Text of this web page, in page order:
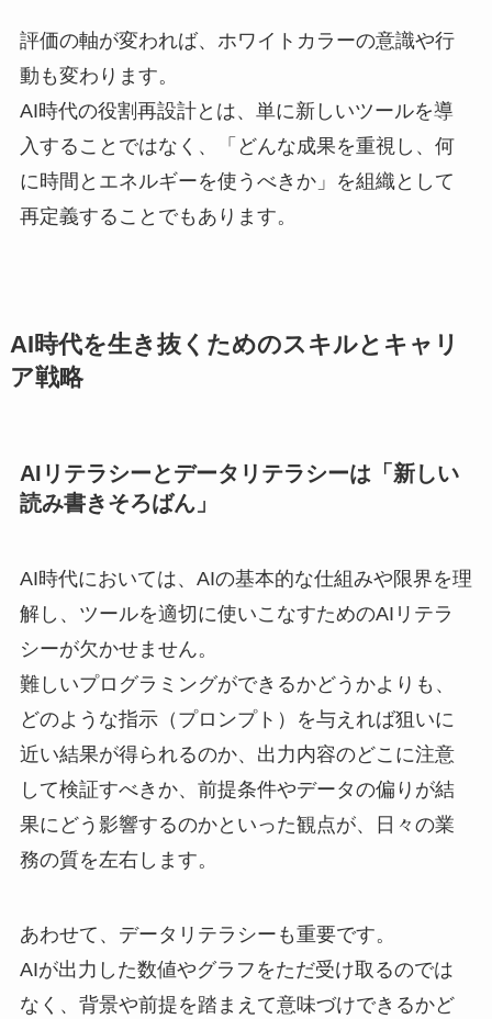
評価の軸が変われば、ホワイトカラーの意識や行
動も変わります。
AI時代の役割再設計とは、単に新しいツールを導
入することではなく、「どんな成果を重視し、何
に時間とエネルギーを使うべきか」を組織として
再定義することでもあります。
AI時代を生き抜くためのスキルとキャリ
ア戦略
AIリテラシーとデータリテラシーは「新しい
読み書きそろばん」
AI時代においては、AIの基本的な仕組みや限界を理
解し、ツールを適切に使いこなすためのAIリテラ
シーが欠かせません。
難しいプログラミングができるかどうかよりも、
どのような指示（プロンプト）を与えれば狙いに
近い結果が得られるのか、出力内容のどこに注意
して検証すべきか、前提条件やデータの偏りが結
果にどう影響するのかといった観点が、日々の業
務の質を左右します。
あわせて、データリテラシーも重要です。
AIが出力した数値やグラフをただ受け取るのでは
なく、背景や前提を踏まえて意味づけできるかど